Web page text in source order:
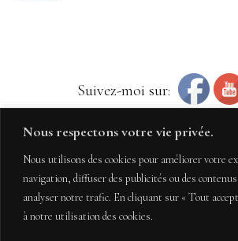
Nous respectons votre vie privée.
Nous utilisons des cookies pour améliorer votre
navigation, diffuser des publicités ou des
analyser notre trafic. En cliquant sur « Tout
à notre utilisation des cookies.
Suivez-moi sur: